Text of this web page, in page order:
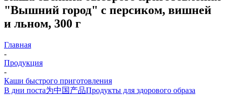
"Вышний город" с персиком, вишней
и льном, 300 г
Главная
-
Продукция
-
Каши быстрого приготовления
В дни поста为中国产品Продукты для здорового образа